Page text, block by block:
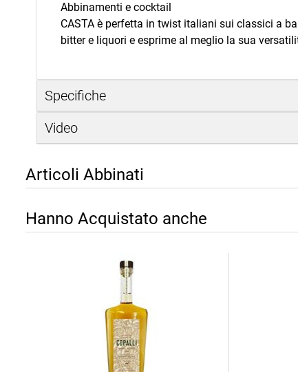
Abbinamenti e cocktail
CASTA è perfetta in twist italiani sui classici a
bitter e liquori e esprime al meglio la sua
Specifiche
Video
Articoli Abbinati
Hanno Acquistato anche